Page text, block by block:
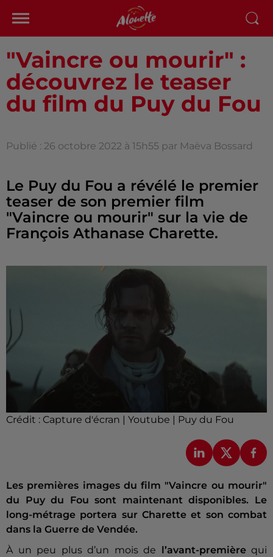
"Vaincre ou mourir" :
découvrez le teaser
du film du Puy du Fou
Publié : 26 octobre 2022 à 15h55 par Maëva Bossard
Le Puy du Fou a révélé le premier
teaser de son premier film
"Vaincre ou mourir" sur la vie de
François Athanase Charette.
Crédit : Capture d'écran | Youtube | Puy du Fou
Les premières images du film "Vaincre ou mourir"
du Puy du Fou sont maintenant disponibles. Le
long-métrage portera sur Charette et son combat
dans la Guerre de Vendée.
À un peu plus d’un mois de
l’avant-premièrequi